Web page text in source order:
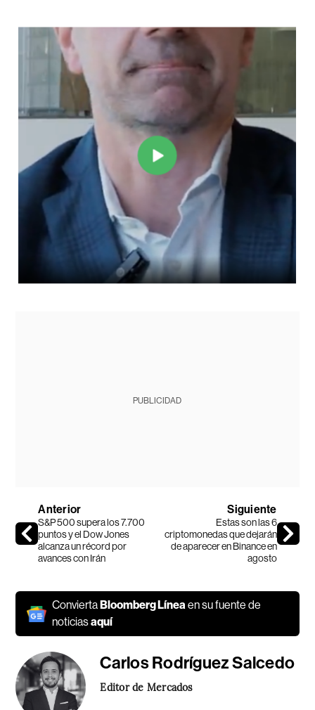
PUBLICIDAD
Anterior
S&P 500 supera los 7.700
puntos y el Dow Jones
alcanza un récord por
avances con Irán
Siguiente
Estas son las 6
criptomonedas que dejarán
de aparecer en Binance en
agosto
Convierta Bloomberg Líneaen su fuente de
noticiasaquí
Carlos Rodríguez Salcedo
Editor de Mercados